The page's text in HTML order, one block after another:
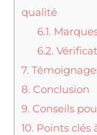
qualité
6.1.
6.2.
7.
8. Conclusion
9. Conseils
10. Points clés